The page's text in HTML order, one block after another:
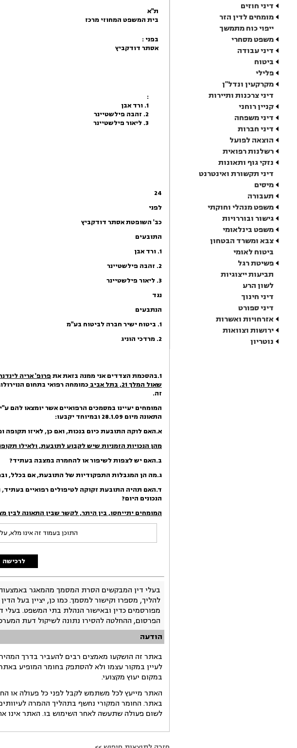
דיני חוזים
מומחים לדין הזר
ייפוי כוח מתמשך
משפט מסחרי
דיני עבודה
ביטוח
פלילי
מקרקעין ונדל"ן
דיני צרכנות ותיירות
קניין רוחני
דיני משפחה
דיני חברות
הוצאה לפועל
רשלנות רפואית
נזקי גוף ותאונות
דיני תקשורת ואינטרנט
מיסים
תעבורה
משפט מנהלי וחוקתי
גישור ובוררויות
משפט בינלאומי
צבא ומשרד הבטחון
ביטוח לאומי
פשיטת רגל
תביעות ייצוגיות
לשון הרע
דיני חינוך
דיני ספורט
אזרחויות ואשרות
ירושות וצוואות
נוטריון
ת"א
בית המשפט המחוזי מרכז
בפני :
אסתר דודקביץ
:
1. ורד אבן
2. זהבה פילשטיינר
3. ליאור פילשטיינר
24
לפני
כב' השופטתאסתר דודקביץ
התובעים
1
. ורד אבן
2
. זהבה פילשטיינר
3
. ליאור פילשטיינר
נגד
הנתבעים
1
. ביטוח ישיר חברה לביטוח בע"מ
2
. מרדכי הוניג
1. בהסכמת הצדדים אני ממנה בזאת את פרופ' אריה
שאול המלך 21, בתל אביב
כמומחה רפואי בתחום
זה.
התאונה מיום 28.1.09 ובמיוחד יקבעו:
א.האם לוקה התובעת כיום בנכות, ואם כן, לאיזו תקופה
מהן הנכויות הזמניות שיש לקבוע לתובעת, ולאילו
ב.האם יש לצפות לשיפור או להחמרה במצבה בעתיד?
ג.מה הן המגבלות התפקודיות של התובעת, אם בכלל,
ד.האם תהיה התובעת זקוקה לטיפולים רפואיים
הנכונים היום?
המומחים יתייחסו, בין היתר, לקשר שבין התאונה לבין
התוכן בעמוד זה אינו מלא,
לרכישה
בעלי דין המבקשים הסרת המסמך מהמאגר
להליך, מספרו וקישור למסמך. כמו כן, יציין בעל
מפורסמים כדין ובאישור הנהלת בתי המשפט.
הפרסום, ההחלטה להסירו נתונה לשיקול דעת
הודעה
באתר זה הושקעו מאמצים רבים להעביר בדרך
לעיין במקור עצמו ולא להסתפק בחומר המופיע
במקום יעוץ מקצועי.
האתר מייעץ לכל משתמש לקבל לפני כל פעולה או
באתר. החומר המקורי נחשף בתהליך ההמרה
לשום פעולה שתעשה לאחר השימוש בו. האתר אינו